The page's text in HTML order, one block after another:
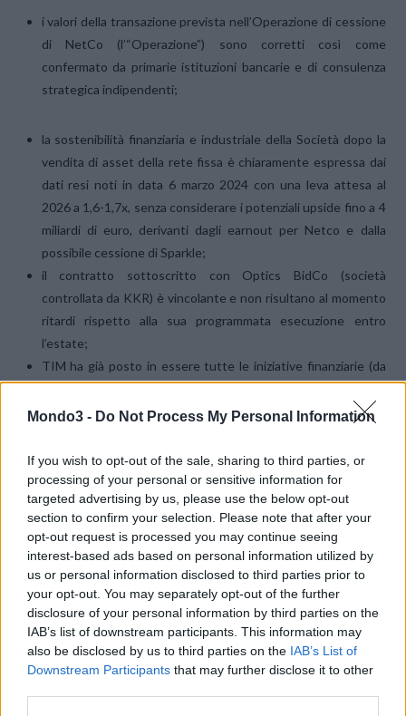
Mondo3 - Do Not Process My Personal Information
If you wish to opt-out of the sale, sharing to third parties, or
processing of your personal or sensitive information for
targeted advertising by us, please use the below opt-out
section to confirm your selection. Please note that after your
opt-out request is processed you may continue seeing
interest-based ads based on personal information utilized by
us or personal information disclosed to third parties prior to
your opt-out. You may separately opt-out of the further
disclosure of your personal information by third parties on the
IAB’s list of downstream participants. This information may
also be disclosed by us to third parties on the IAB’s List of
Downstream Participants that may further disclose it to other
i valori della transazione prevista nell’Operazione di cessione
di NetCo (l’“Operazione”) sono corretti così come
confermato da primarie istituzioni bancarie e di consulenza
strategica indipendenti;
la sostenibilità finanziaria e industriale della Società dopo la
vendita di asset della rete fissa è chiaramente espressa dai
dati resi noti in data 6 marzo 2024 con una leva attesa al
2026 a 1,6-1,7x, senza considerare i potenziali upside fino a 4
miliardi di euro, derivanti dagli earnout per Netco e dalla
possibile cessione di Sparkle;
il contratto sottoscritto con Optics BidCo (società
controllata da KKR) è vincolante e non risultano al momento
ritardi rispetto alla sua programmata esecuzione entro
l’estate;
TIM ha già posto in essere tutte le iniziative finanziarie (da
ultimo con la sottoscrizione di un contratto di finanziamento
ponte da 1,5 miliardi di euro annunciato venerdì scorso) e di
La Società ha dato mandato ai propri legali di segnalare i fatti di
cui sopra alle Autorità competenti per gli adempimenti di
| Immagine di copertina su licenzaDepositphotos|
CONDIVIDI QUESTO ARTICOLO:
X Mastodon Telegram